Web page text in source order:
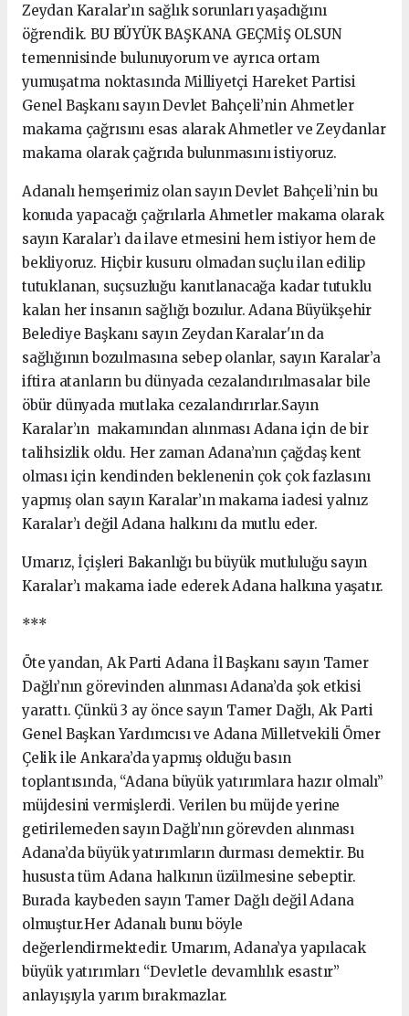
Zeydan Karalar’ın sağlık sorunları yaşadığını
öğrendik. BU BÜYÜK BAŞKANA GEÇMİŞ OLSUN
temennisinde bulunuyorum ve ayrıca ortam
yumuşatma noktasında Milliyetçi Hareket Partisi
Genel Başkanı sayın Devlet Bahçeli’nin Ahmetler
makama çağrısını esas alarak Ahmetler ve Zeydanlar
makama olarak çağrıda bulunmasını istiyoruz.
Adanalı hemşerimiz olan sayın Devlet Bahçeli’nin bu
konuda yapacağı çağrılarla Ahmetler makama olarak
sayın Karalar’ı da ilave etmesini hem istiyor hem de
bekliyoruz. Hiçbir kusuru olmadan suçlu ilan edilip
tutuklanan, suçsuzluğu kanıtlanacağa kadar tutuklu
kalan her insanın sağlığı bozulur. Adana Büyükşehir
Belediye Başkanı sayın Zeydan Karalar'ın da
sağlığının bozulmasına sebep olanlar, sayın Karalar’a
iftira atanların bu dünyada cezalandırılmasalar bile
öbür dünyada mutlaka cezalandırırlar.Sayın
Karalar’ın makamından alınması Adana için de bir
talihsizlik oldu. Her zaman Adana’nın çağdaş kent
olması için kendinden beklenenin çok çok fazlasını
yapmış olan sayın Karalar’ın makama iadesi yalnız
Karalar’ı değil Adana halkını da mutlu eder.
Umarız, İçişleri Bakanlığı bu büyük mutluluğu sayın
Karalar’ı makama iade ederek Adana halkına yaşatır.
***
Öte yandan, Ak Parti Adana İl Başkanı sayın Tamer
Dağlı’nın görevinden alınması Adana’da şok etkisi
yarattı. Çünkü 3 ay önce sayın Tamer Dağlı, Ak Parti
Genel Başkan Yardımcısı ve Adana Milletvekili Ömer
Çelik ile Ankara’da yapmış olduğu basın
toplantısında, “Adana büyük yatırımlara hazır olmalı”
müjdesini vermişlerdi. Verilen bu müjde yerine
getirilemeden sayın Dağlı’nın görevden alınması
Adana’da büyük yatırımların durması demektir. Bu
hususta tüm Adana halkının üzülmesine sebeptir.
Burada kaybeden sayın Tamer Dağlı değil Adana
olmuştur.Her Adanalı bunu böyle
değerlendirmektedir. Umarım, Adana’ya yapılacak
büyük yatırımları “Devletle devamlılık esastır”
anlayışıyla yarım bırakmazlar.